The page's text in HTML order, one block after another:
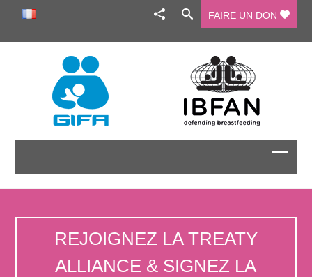
FAIRE UN DON
REJOIGNEZ LA TREATY
ALLIANCE & SIGNEZ LA